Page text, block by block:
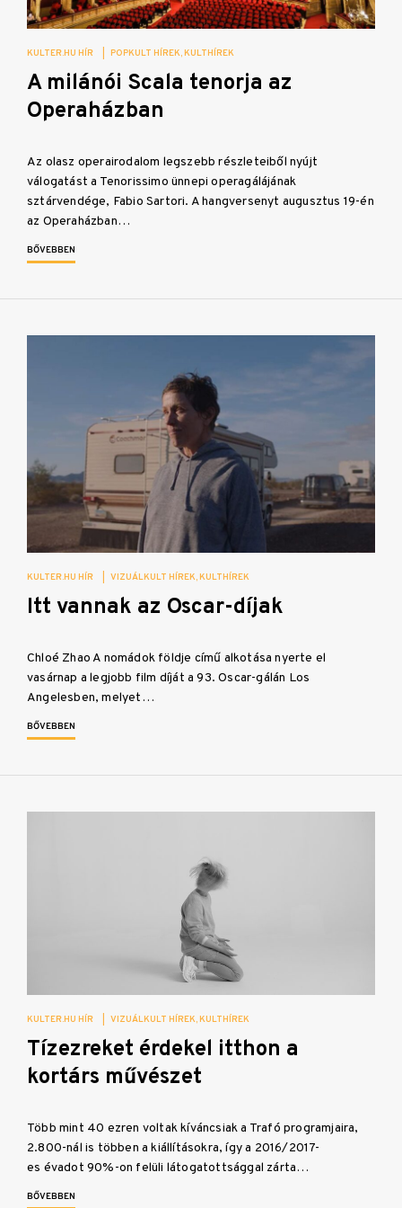
KULTER.HU HÍR POPKULT HÍREK KULTHÍREK
A milánói Scala tenorja az
Operaházban
Az olasz operairodalom legszebb részleteiből nyújt
válogatást a Tenorissimo ünnepi operagálájának
sztárvendége, Fabio Sartori. A hangversenyt augusztus 19-én
az Operaházban…
BŐVEBBEN
KULTER.HU HÍR VIZUÁLKULT HÍREK KULTHÍREK
Itt vannak az Oscar-díjak
Chloé Zhao A nomádok földje című alkotása nyerte el
vasárnap a legjobb film díját a 93. Oscar-gálán Los
Angelesben, melyet…
BŐVEBBEN
KULTER.HU HÍR VIZUÁLKULT HÍREK KULTHÍREK
Tízezreket érdekel itthon a
kortárs művészet
Több mint 40 ezren voltak kíváncsiak a Trafó programjaira,
2.800-nál is többen a kiállításokra, így a 2016/2017-
es évadot 90%-on felüli látogatottsággal zárta…
BŐVEBBEN